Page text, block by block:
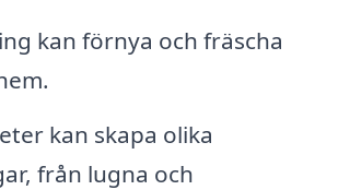
kan förnya och fräscha
kan skapa olika
från lugna och